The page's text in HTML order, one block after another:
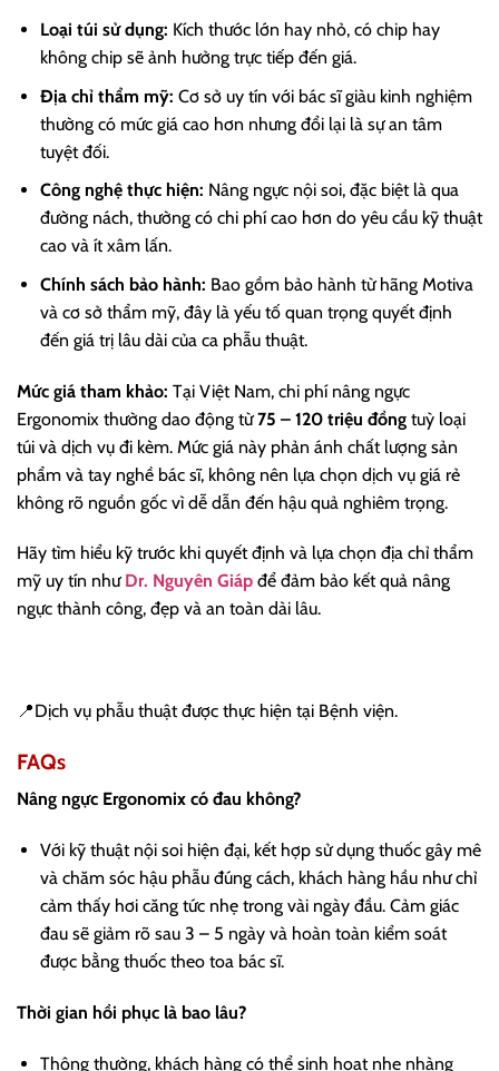
Loại túi sử dụng: Kích thước lớn hay nhỏ, có chip hay
không chip sẽ ảnh hưởng trực tiếp đến giá.
Địa chỉ thẩm mỹ: Cơ sở uy tín với bác sĩ giàu kinh nghiệm
thường có mức giá cao hơn nhưng đổi lại là sự an tâm
tuyệt đối.
Công nghệ thực hiện: Nâng ngực nội soi, đặc biệt là qua
đường nách, thường có chi phí cao hơn do yêu cầu kỹ thuật
cao và ít xâm lấn.
Chính sách bảo hành: Bao gồm bảo hành từ hãng Motiva
và cơ sở thẩm mỹ, đây là yếu tố quan trọng quyết định
đến giá trị lâu dài của ca phẫu thuật.
Mức giá tham khảo: Tại Việt Nam, chi phí nâng ngực
Ergonomix thường dao động từ75 – 120 triệu đồng tuỳ loại
túi và dịch vụ đi kèm. Mức giá này phản ánh chất lượng sản
phẩm và tay nghề bác sĩ, không nên lựa chọn dịch vụ giá rẻ
không rõ nguồn gốc vì dễ dẫn đến hậu quả nghiêm trọng.
Hãy tìm hiểu kỹ trước khi quyết định và lựa chọn địa chỉ thẩm
mỹ uy tín nhưDr. Nguyên Giáp để đảm bảo kết quả nâng
ngực thành công, đẹp và an toàn dài lâu.
📍Dịch vụ phẫu thuật được thực hiện tại Bệnh viện.
FAQs
Nâng ngực Ergonomix có đau không?
Với kỹ thuật nội soi hiện đại, kết hợp sử dụng thuốc gây mê
và chăm sóc hậu phẫu đúng cách, khách hàng hầu như chỉ
cảm thấy hơi căng tức nhẹ trong vài ngày đầu. Cảm giác
đau sẽ giảm rõ sau 3 – 5 ngày và hoàn toàn kiểm soát
được bằng thuốc theo toa bác sĩ.
Thời gian hồi phục là bao lâu?
Thông thường, khách hàng có thể sinh hoạt nhẹ nhàng